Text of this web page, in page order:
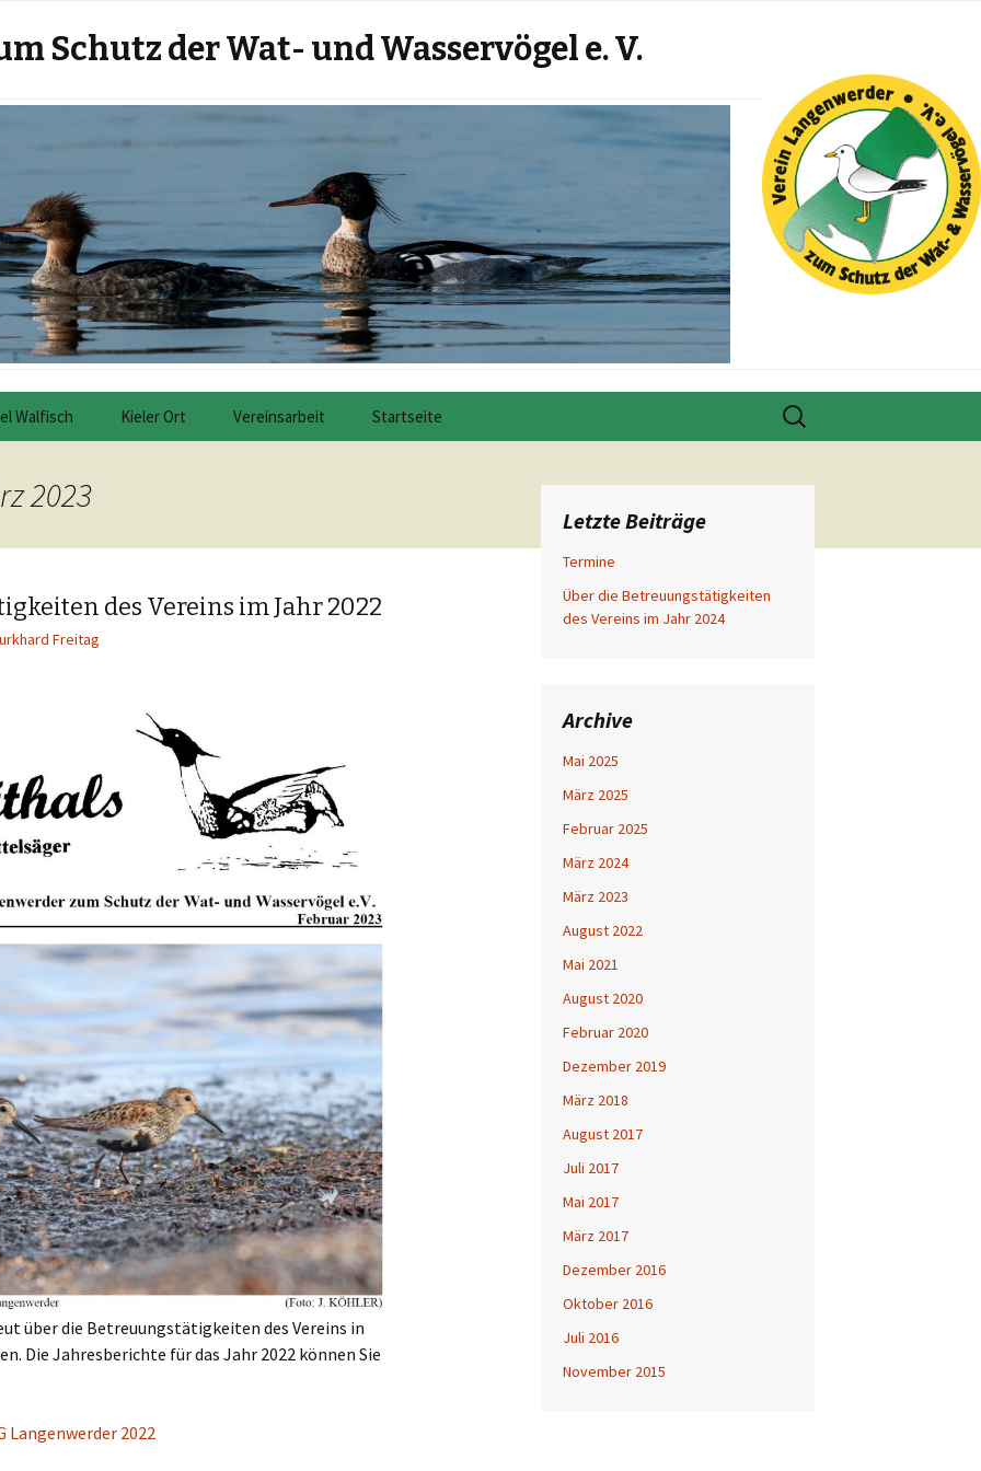
Schutz der Wat- und Wasservögel e. V.
Walfisch
Geschichte von
Kieler Ort Vereinsarbeit
Beobachtungen
Startseite
Suche
nach:
2023
des Vereins im Jahr 2022
Freitag
über die Betreuungstätigkeiten des Vereins in
Die Jahresberichte für das Jahr 2022 können Sie
Langenwerder 2022
Letzte Beiträge
Termine
Über die Betreuungstätigkeiten
des Vereins im Jahr 2024
Archive
Mai 2025
März 2025
Februar 2025
März 2024
März 2023
August 2022
Mai 2021
August 2020
Februar 2020
Dezember 2019
März 2018
August 2017
Juli 2017
Mai 2017
März 2017
Dezember 2016
Oktober 2016
Juli 2016
November 2015